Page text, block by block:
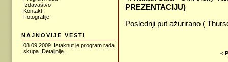
Izdavaštvo
Kontakt
Fotografije
NAJNOVIJE VESTI
08.09.2009. Istaknut je program rada
skupa. Detaljnije...
PREZENTACIJU)
Poslednji put ažurirano (
<